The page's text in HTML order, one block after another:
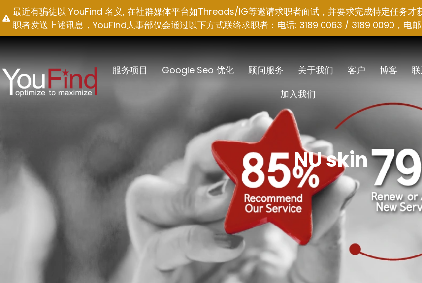
至
最近有骗徒以 YouFind 名义, 在社群媒体平台如Threads/IG等邀请求职者面试，并要求完成特定任务
职者发送上述讯息，YouFind人事部仅会通过以下方式联络求职者：电话: 3189 0063 / 3189 0090，电邮:
服务项目 Google Seo 优化 顾问服务 关于我们 客户 博客
加入我们
NU skin